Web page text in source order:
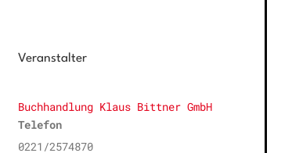
Veranstalter
Buchhandlung Klaus Bittner GmbH
Telefon
0221/2574870